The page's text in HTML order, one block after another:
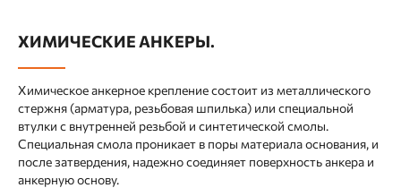
ХИМИЧЕСКИЕ АНКЕРЫ.
Химическое анкерное крепление состоит из металлического
стержня (арматура, резьбовая шпилька) или специальной
втулки с внутренней резьбой и синтетической смолы.
Специальная смола проникает в поры материала основания, и
после затвердения, надежно соединяет поверхность анкера и
анкерную основу.